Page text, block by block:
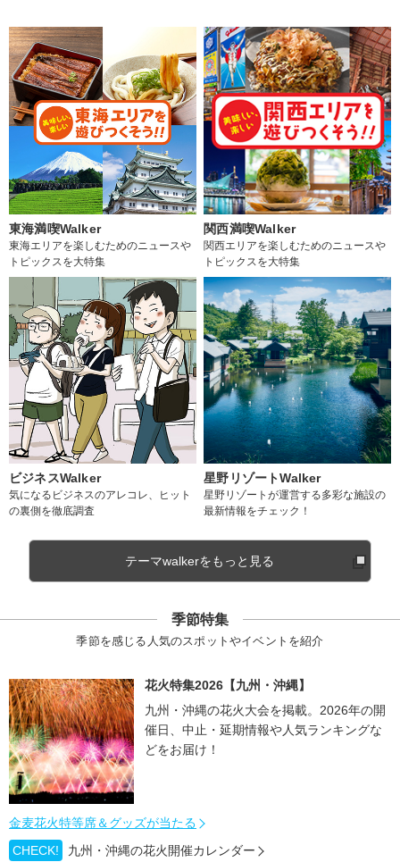
東海満喫Walker
東海エリアを楽しむためのニュースや
トピックスを大特集
関西満喫Walker
関西エリアを楽しむためのニュースや
トピックスを大特集
ビジネスWalker
気になるビジネスのアレコレ、ヒット
の裏側を徹底調査
星野リゾートWalker
星野リゾートが運営する多彩な施設の
最新情報をチェック！
テーマwalkerをもっと見る
季節特集
季節を感じる人気のスポットやイベントを紹介
花火特集2026【九州・沖縄】
九州・沖縄の花火大会を掲載。2026年の開
催日、中止・延期情報や人気ランキングな
どをお届け！
金麦花火特等席＆グッズが当たる
CHECK!
九州・沖縄の花火開催カレンダー